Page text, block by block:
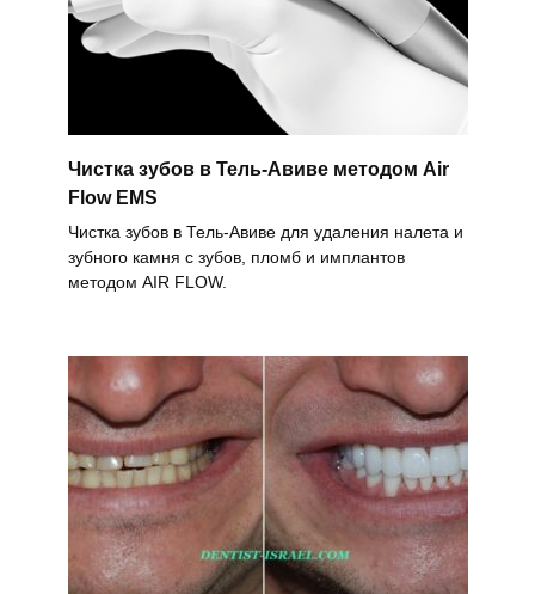
Чистка зубов в Тель-Авиве методом Air
Flow EMS
Чистка зубов в Тель-Авиве для удаления налета и
зубного камня с зубов, пломб и имплантов
методом AIR FLOW.